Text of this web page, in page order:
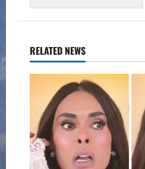
RELATED NEWS